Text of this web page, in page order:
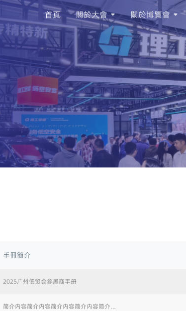
首頁 關於大會 關於博覽會
手冊簡介
2025广州低贸会参展商手册
简介内容简介内容简介内容简介内容简介…